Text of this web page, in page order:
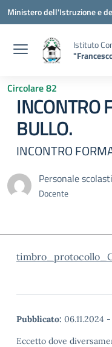
Vai ai contenuti
Vai al menu di navigazione
Vai al footer
Ministero dell'Istruzione e
Istituto
Circolare 82
INCONTRO
BULLO.
INCONTRO
Personale
Docente
Pubblicato: 06.11.2024 -
Eccetto dove